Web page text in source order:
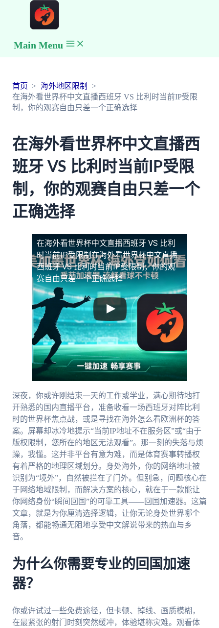
Main Menu
首页
海外地区限制
在海外看世界杯中文直播西班牙 VS 比利时当前IP受限
制，你的观赛自由只差一个正确选择
在海外看世界杯中文直播西
班牙 VS 比利时当前IP受限
制，你的观赛自由只差一个
正确选择
在海外看世界杯中文直播西班牙 VS 比利
时当前IP受限制在海外看世界杯中文直播
西班牙 VS 比利时当前IP受限制，你的观
赛自由只差一个正确选择
深夜，你或许刚结束一天的工作或学业，满心期待地打
开熟悉的国内直播平台，准备收看一场西班牙对阵比利
时的世界杯焦点战，或是寻找在海外怎么看欧洲杯的答
案。屏幕却冰冷地提示“当前IP地址不在服务区”或“由于
版权限制，您所在的地区无法观看”。那一刻的失落与烦
躁，我懂。这并非平台有意为难，而是体育赛事转播权
有着严格的地理区域划分。身处海外，你的网络地址被
识别为“境外”，自然被拦在了门外。但别急，问题核心在
于网络地域限制，而解决方案的核心，就在于一款能让
你网络身份“瞬间回国”的可靠工具——回国加速器。这篇
文章，就是为你厘清选择逻辑，让你无论身处世界哪个
角落，都能畅通无阻地享受中文解说带来的热血与乡
音。
为什么你需要专业的回国加速
器？
你或许试过一些免费途径，但卡顿、掉线、画质模糊，
在最紧张的射门时刻突然缓冲，体验堪称灾难。观看体